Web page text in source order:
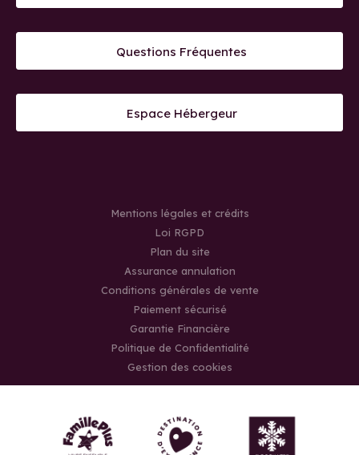
Questions Fréquentes
Espace Hébergeur
Mentions légales et crédits
Loi RGPD
Plan du site
Assurance annulation
Conditions générales de vente
Paiement sécurisé
Garantie Financière
Politique de Confidentialité
Gestion des cookies